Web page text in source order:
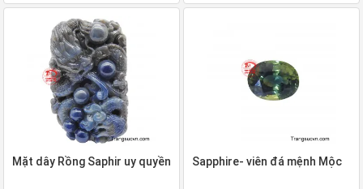
Mặt dây Rồng Saphir uy quyền Sapphire- viên đá mệnh Mộc